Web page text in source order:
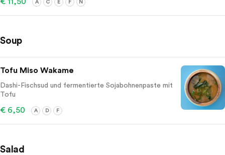
A C E F N
Soup
Tofu Miso Wakame
Dashi-Fischsud und fermentierte Sojabohnenpaste mit
Tofu
€ 6,50 A D F
Salad